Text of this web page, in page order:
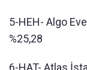
5-HEH- Algo
%25,28
6-HAT- Atlas